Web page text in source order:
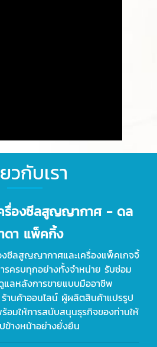
วกับเรา
รื่องซีลสูญญากาศ - ดล
า แพ็คกิ้ง
งซีลสูญญากาศและเครื่องแพ็คเกจจิ้
รครบทุกอย่างทั้งจำหน่าย รับซ่อม
แลหลังการขายแบบมืออาชีพ
านค้าออนไลน์ ผู้ผลิตสินค้าแปรรูป
อมให้การสนับสนุนธุรกิจของท่านให้
ข้างหน้าอย่างยั่งยืน